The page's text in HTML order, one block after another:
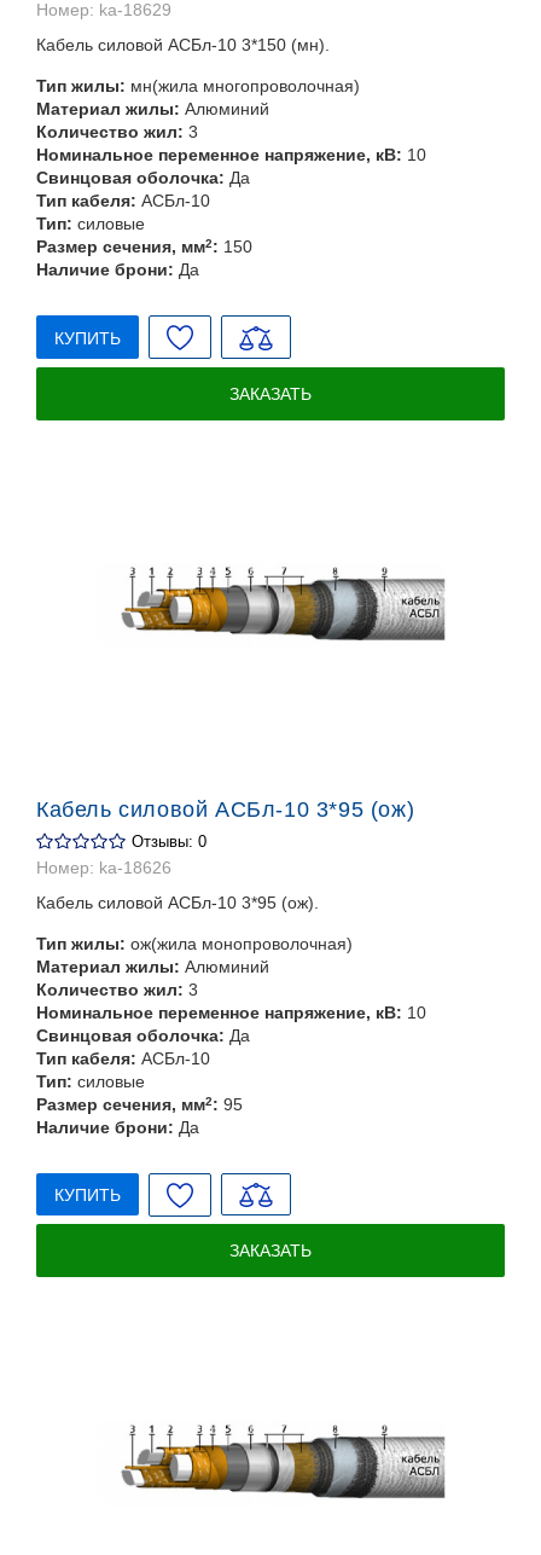
Номер: ka-18629
Кабель силовой АСБл-10 3*150 (мн).
Тип жилы: мн(жила многопроволочная)
Материал жилы: Алюминий
Количество жил: 3
Номинальное переменное напряжение, кВ: 10
Свинцовая оболочка: Да
Тип кабеля: АСБл-10
Тип: силовые
Размер сечения, мм2: 150
Наличие брони: Да
КУПИТЬ
ЗАКАЗАТЬ
Кабель силовой АСБл-10 3*95 (ож)
Отзывы: 0
Номер: ka-18626
Кабель силовой АСБл-10 3*95 (ож).
Тип жилы: ож(жила монопроволочная)
Материал жилы: Алюминий
Количество жил: 3
Номинальное переменное напряжение, кВ: 10
Свинцовая оболочка: Да
Тип кабеля: АСБл-10
Тип: силовые
Размер сечения, мм2: 95
Наличие брони: Да
КУПИТЬ
ЗАКАЗАТЬ